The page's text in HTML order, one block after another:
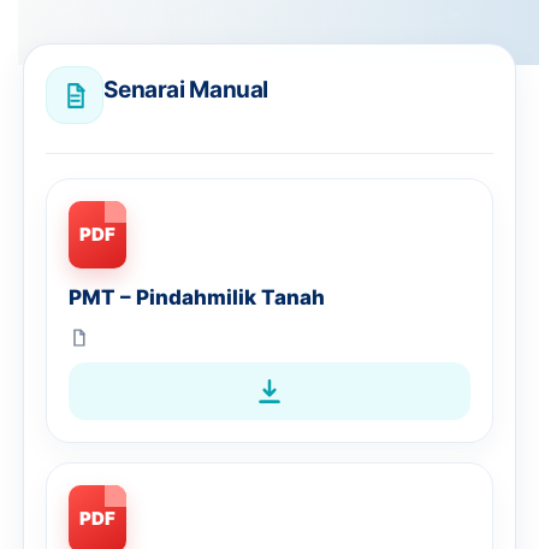
Senarai Manual
PDF
PMT – Pindahmilik Tanah
PDF